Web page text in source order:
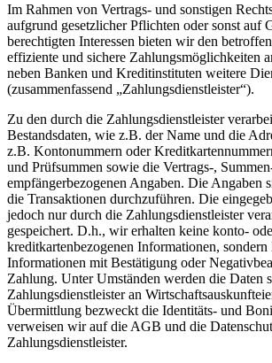
Im Rahmen von Vertrags- und sonstigen
aufgrund gesetzlicher Pflichten oder sonst auf
berechtigten Interessen bieten wir den
effiziente und sichere Zahlungsmöglichkeiten
neben Banken und Kreditinstituten weitere
(zusammenfassend „Zahlungsdienstleister“).
Zu den durch die Zahlungsdienstleister
Bestandsdaten, wie z.B. der Name und die
z.B. Kontonummern oder
und Prüfsummen sowie die Vertrags-,
empfängerbezogenen Angaben. Die Angaben
die Transaktionen durchzuführen. Die
jedoch nur durch die Zahlungsdienstleister
gespeichert. D.h., wir erhalten keine konto-
kreditkartenbezogenen Informationen,
Informationen mit Bestätigung oder
Zahlung. Unter Umständen werden die Daten
Zahlungsdienstleister an
Übermittlung bezweckt die Identitäts- und
verweisen wir auf die AGB und die
Zahlungsdienstleister.